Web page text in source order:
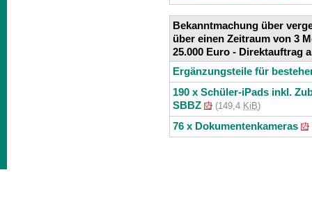
Bekanntmachung über
über einen Zeitraum von 3
25.000 Euro - Direktauftrag
Ergänzungsteile für
190 x Schüler-iPads inkl.
SBBZ
(149,4 KiB)
76 x Dokumentenkameras